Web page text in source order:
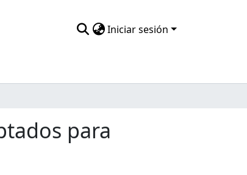
Iniciar sesión
para